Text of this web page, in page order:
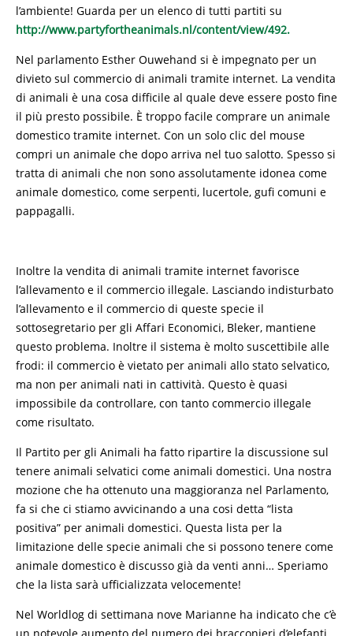
l’ambiente! Guarda per un elenco di tutti partiti su
http://www.partyfortheanimals.nl/content/view/492.
Nel parlamento Esther Ouwehand si è impegnato per un
divieto sul commercio di animali tramite internet. La vendita
di animali è una cosa difficile al quale deve essere posto fine
il più presto possibile. È troppo facile comprare un animale
domestico tramite internet. Con un solo clic del mouse
compri un animale che dopo arriva nel tuo salotto. Spesso si
tratta di animali che non sono assolutamente idonea come
animale domestico, come serpenti, lucertole, gufi comuni e
pappagalli.
Inoltre la vendita di animali tramite internet favorisce
l’allevamento e il commercio illegale. Lasciando indisturbato
l’allevamento e il commercio di queste specie il
sottosegretario per gli Affari Economici, Bleker, mantiene
questo problema. Inoltre il sistema è molto suscettibile alle
frodi: il commercio è vietato per animali allo stato selvatico,
ma non per animali nati in cattività. Questo è quasi
impossibile da controllare, con tanto commercio illegale
come risultato.
Il Partito per gli Animali ha fatto ripartire la discussione sul
tenere animali selvatici come animali domestici. Una nostra
mozione che ha ottenuto una maggioranza nel Parlamento,
fa si che ci stiamo avvicinando a una cosi detta “lista
positiva” per animali domestici. Questa lista per la
limitazione delle specie animali che si possono tenere come
animale domestico è discusso già da venti anni… Speriamo
che la lista sarà ufficializzata velocemente!
Nel Worldlog di settimana nove Marianne ha indicato che c’è